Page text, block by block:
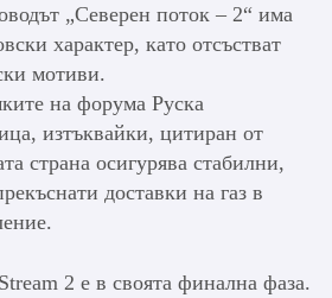
„Северен поток – 2“ има
характер, като отсъстват
мотиви.
на форума Руска
изтъквайки, цитиран от
страна осигурява стабилни,
доставки на газ в
2 е в своята финална фаза.